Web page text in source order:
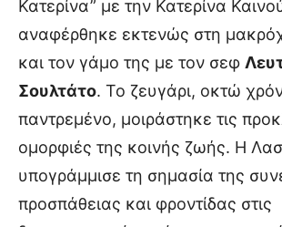
Κατερίνα” με την Κατερίνα
αναφέρθηκε εκτενώς στη
και τον γάμο της με τον σεφ
Σουλτάτο. Το ζευγάρι, οκτώ
παντρεμένο, μοιράστηκε τις
ομορφιές της κοινής ζωής. Η
υπογράμμισε τη σημασία της
προσπάθειας και φροντίδας στις